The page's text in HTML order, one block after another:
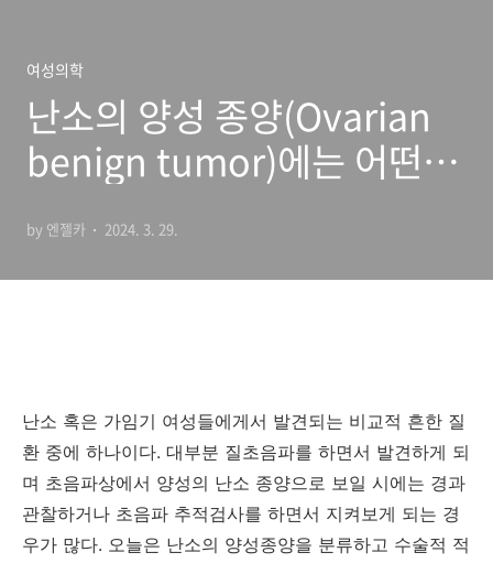
여성의학
난소의 양성 종양(Ovarian
benign tumor)에는 어떤 것
by 엔젤카 2024. 3. 29.
난소 혹은 가임기 여성들에게서 발견되는 비교적 흔한 질
환 중에 하나이다. 대부분 질초음파를 하면서 발견하게 되
며 초음파상에서 양성의 난소 종양으로 보일 시에는 경과
관찰하거나 초음파 추적검사를 하면서 지켜보게 되는 경
우가 많다. 오늘은 난소의 양성종양을 분류하고 수술적 적